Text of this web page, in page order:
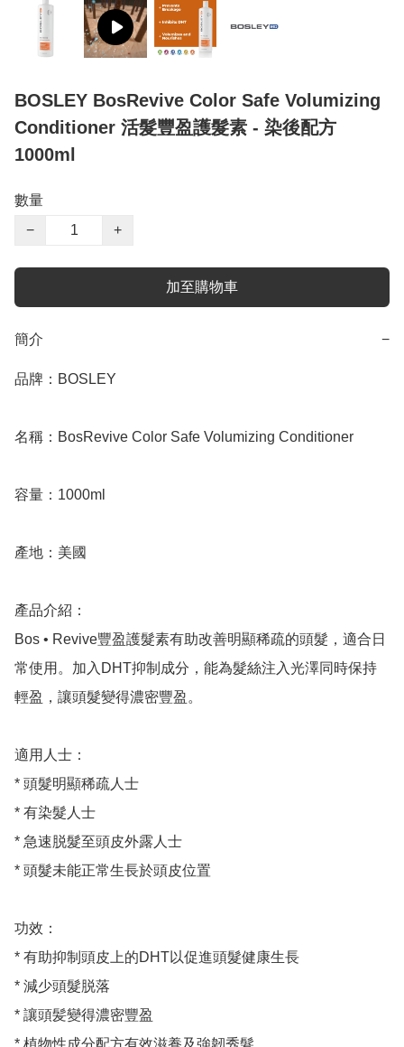
BOSLEY BosRevive Color Safe Volumizing
Conditioner 活髮豐盈護髮素 - 染後配方
1000ml
數量
−
+
加至購物車
簡介 −
品牌：BOSLEY
名稱：BosRevive Color Safe Volumizing Conditioner
容量：1000ml
產地：美國
產品介紹：
Bos • Revive豐盈護髮素有助改善明顯稀疏的頭髮，適合日
常使用。加入DHT抑制成分，能為髮絲注入光澤同時保持
輕盈，讓頭髮變得濃密豐盈。
適用人士：
* 頭髮明顯稀疏人士
* 有染髮人士
* 急速脱髮至頭皮外露人士
* 頭髮未能正常生長於頭皮位置
功效：
* 有助抑制頭皮上的DHT以促進頭髮健康生長
* 減少頭髮脱落
* 讓頭髪變得濃密豐盈